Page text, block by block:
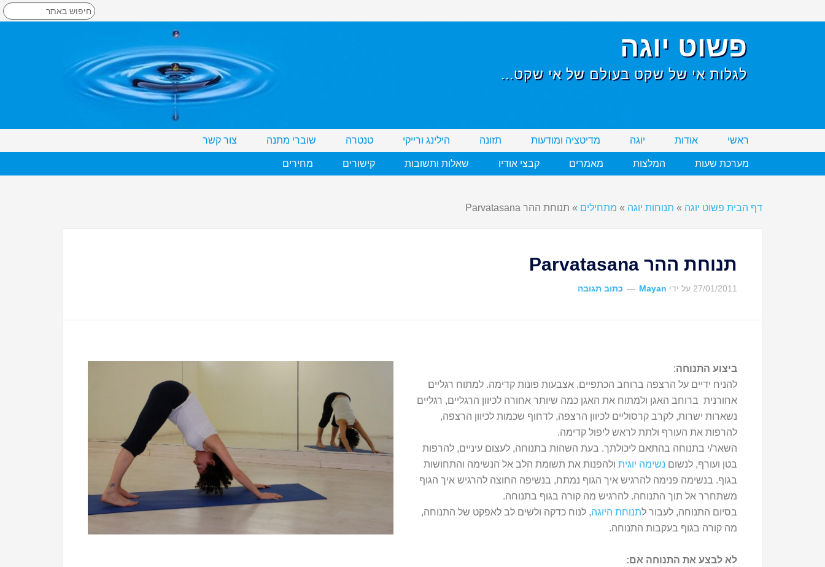
פשוט יוגה
לגלות אי של שקט בעולם של אי שקט...
ראשי אודות יוגה מדיטציה ומודעות תזונה הילינג ורייקי טנטרה שוברי מתנה צור קשר
מערכת שעות המלצות מאמרים קבצי אודיו שאלות ותשובות קישורים מחירים
דף הבית פשוט יוגה » תנוחות יוגה » מתחילים » תנוחת ההר Parvatasana
תנוחת ההר Parvatasana
27/01/2011 על ידי Mayan כתוב תגובה
ביצוע התנוחה:
להניח ידיים על הרצפה ברוחב הכתפיים, אצבעות פונות קדימה. למתוח רגליים
אחורנית ברוחב האגן ולמתוח את האגן כמה שיותר אחורה לכיוון הרגליים, רגליים
נשארות ישרות, לקרב קרסוליים לכיוון הרצפה, לדחוף שכמות לכיוון הרצפה,
להרפות את העורף ולתת לראש ליפול קדימה.
השאר/י בתנוחה בהתאם ליכולתך. בעת השהות בתנוחה, לעצום עיניים, להרפות
בטן ועורף, לנשום נשימה יוגית ולהפנות את תשומת הלב אל הנשימה והתחושות
בגוף. בנשימה פנימה להרגיש איך הגוף נמתח, בנשיפה החוצה להרגיש איך הגוף
משתחרר אל תוך התנוחה. להרגיש מה קורה בגוף בתנוחה.
בסיום התנוחה, לעבור לתנוחת היוגה, לנוח כדקה ולשים לב לאפקט של התנוחה,
מה קורה בגוף בעקבות התנוחה.
לא לבצע את התנוחה אם: